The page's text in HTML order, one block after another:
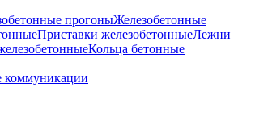
прогоныЖелезобетонные
Приставки железобетонныеЛежни
Кольца бетонные